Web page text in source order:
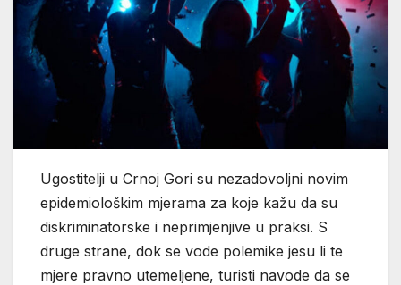
Ugostitelji u Crnoj Gori su nezadovoljni novim
epidemiološkim mjerama za koje kažu da su
diskriminatorske i neprimjenjive u praksi. S
druge strane, dok se vode polemike jesu li te
mjere pravno utemeljene, turisti navode da se